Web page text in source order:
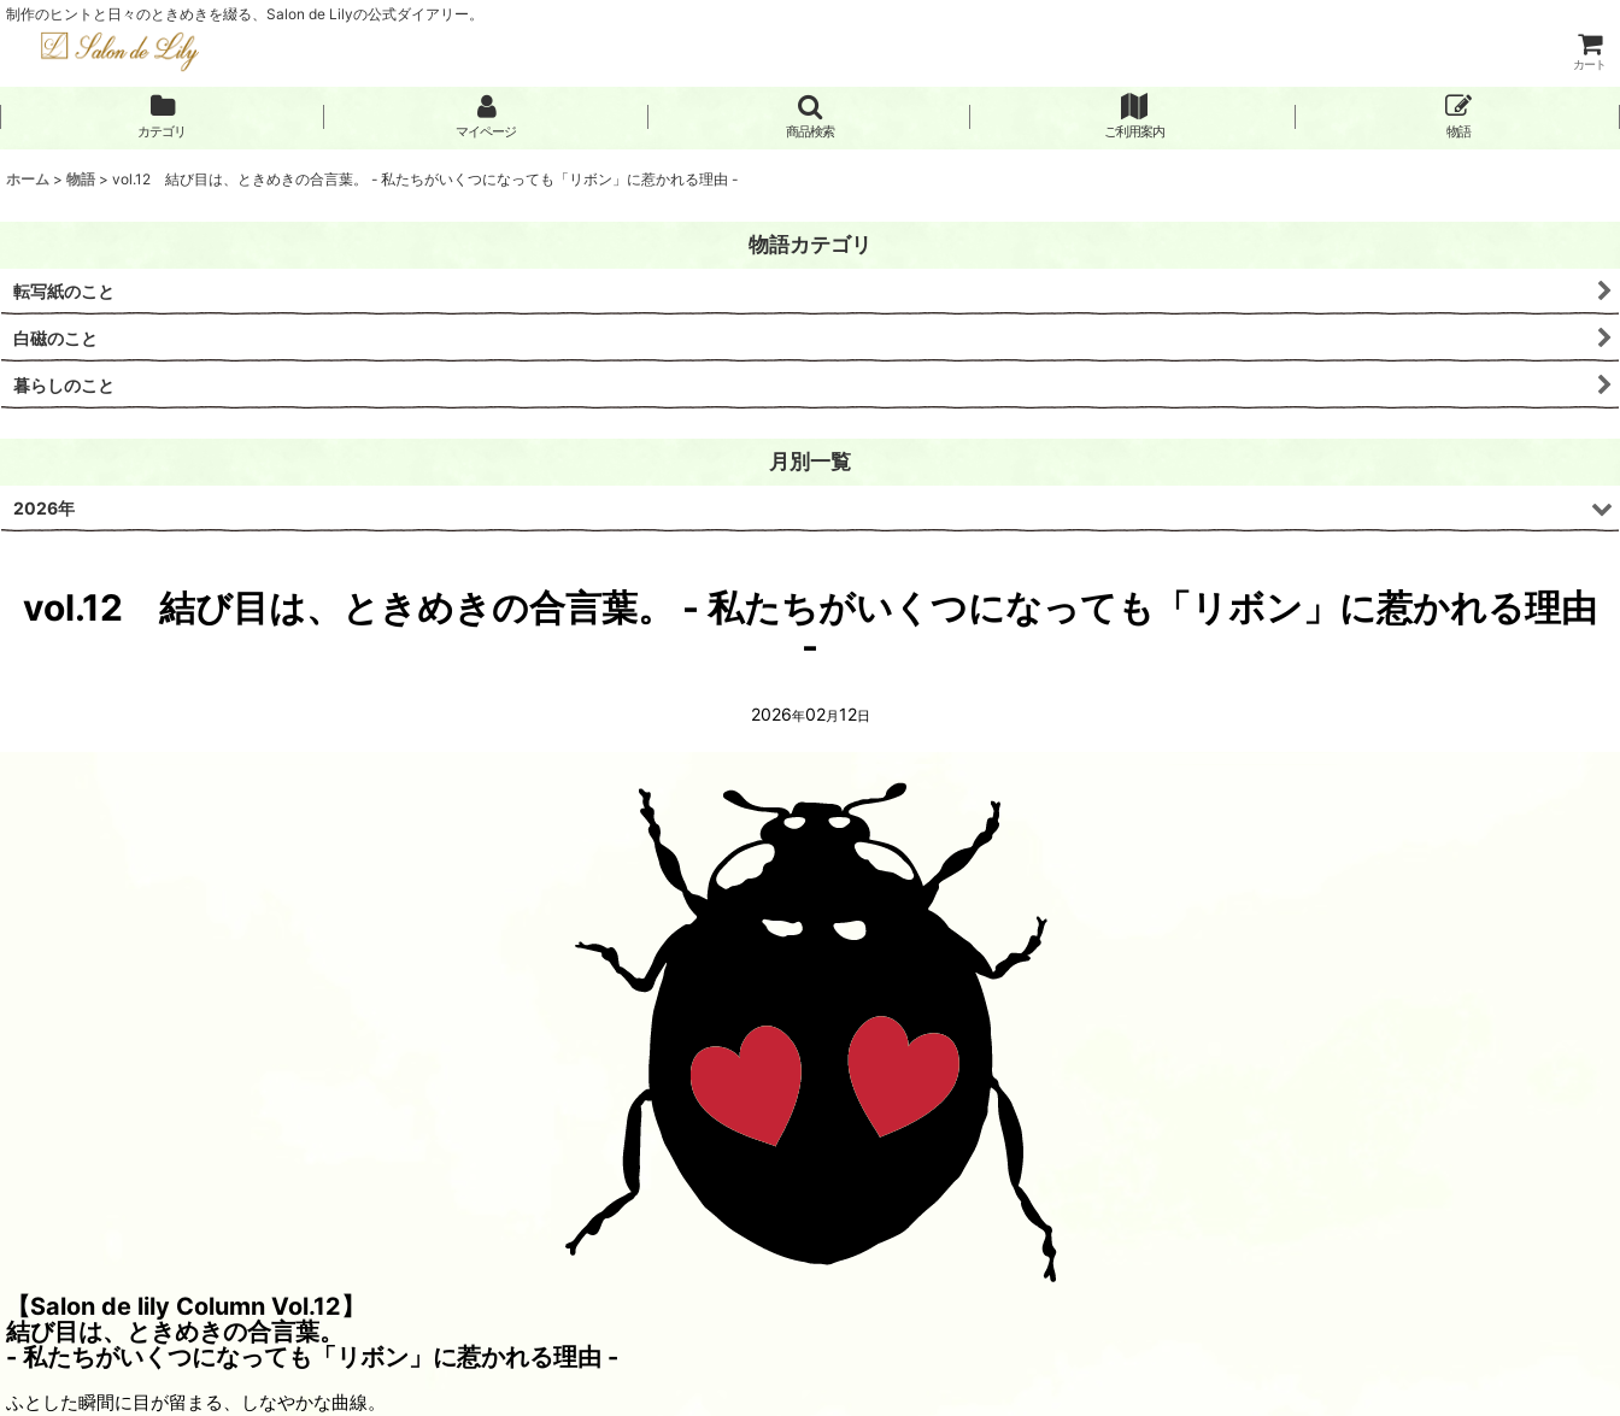
制作のヒントと日々のときめきを綴る、Salon de Lilyの公式ダイアリー。
カート
カテゴリ マイページ 商品検索 ご利用案内 物語
ホーム > 物語 > vol.12 結び目は、ときめきの合言葉。 - 私たちがいくつになっても「リボン」に惹かれる理由 -
vol.12 結び目は、ときめきの合言葉。 - 私たちがいくつになっても「リボン」に惹かれる理由
-
2026年02月12日
【Salon de lily Column Vol.12】
結び目は、ときめきの合言葉。
- 私たちがいくつになっても「リボン」に惹かれる理由 -
ふとした瞬間に目が留まる、しなやかな曲線。
物語カテゴリ
転写紙のこと
白磁のこと
暮らしのこと
月別一覧
2026年